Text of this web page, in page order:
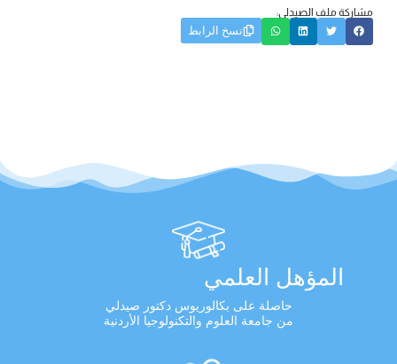
مشاركة ملف الصيدلي:
نسخ الرابط
المؤهل العلمي
حاصلة على بكالوريوس دكتور صيدلي
من جامعة العلوم والتكنولوجيا الأردنية